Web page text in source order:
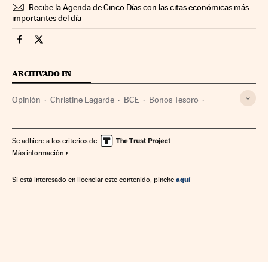
Recibe la Agenda de Cinco Días con las citas económicas más
importantes del día
Opinion Cinco Días en Facebook
Opinion Cinco Días en Twitter
ARCHIVADO EN
Opinión Christine Lagarde BCE Bonos Tesoro
Financiación déficit Bancos Déficit público
Organizaciones internacionales Europa
Se adhiere a los criterios de
Más información
Si está interesado en licenciar este contenido, pinche aquí